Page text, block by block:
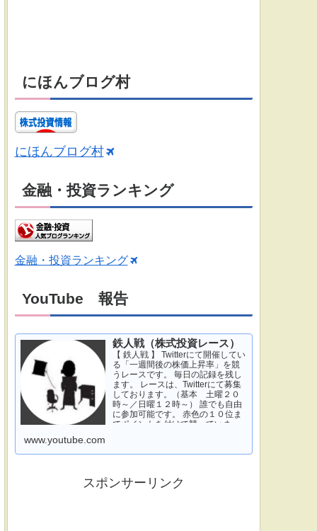
にほんブログ村
にほんブログ村
金融・投資ランキング
金融・投資ランキング
YouTube 報告
鉄人戦（株式投資レース）
【 鉄人戦 】 Twitterにて開催してい
る「一週間後の株価上昇率」を競
うレースです。 毎日の記録を残し
ます。 レースは、Twitterにて募集
しております。（基本 土曜２０
時～／日曜１２時～） 誰でも自由
に参加可能です。 赤色の１０位ま
でポイントを付けて競っていま
www.youtube.com
スポンサーリンク